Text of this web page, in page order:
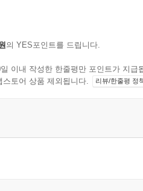
의 YES포인트를 드립니다.
이내 작성한 한줄평만 포인트가 지급
토어 상품 제외됩니다.
리뷰/한줄평 정